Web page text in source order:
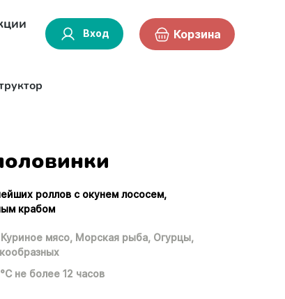
Вход Корзина
роллов с окунем лососем,
крабом
Куриное мясо, Морская рыба, Огурцы,
не более 12 часов